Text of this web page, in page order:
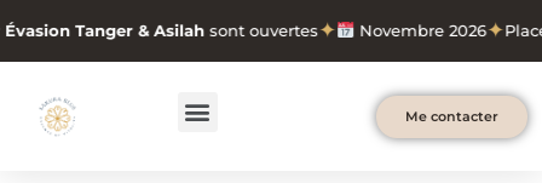
au
contenu
Tanger & Asilahsont ouvertes✦ Novembre 2026✦
Menu Me contacter